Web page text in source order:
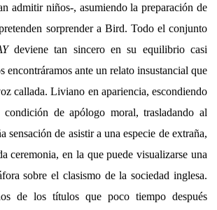
admitir niños-, asumiendo la preparación de
sorprender a Bird. Todo el conjunto
deviene tan sincero en su equilibrio casi
encontráramos ante un relato insustancial que
callada. Liviano en apariencia, escondiendo
de apólogo moral, trasladando al
sensación de asistir a una especie de extraña,
ceremonia, en la que puede visualizarse una
sobre el clasismo de la sociedad inglesa.
de los títulos que poco tiempo después